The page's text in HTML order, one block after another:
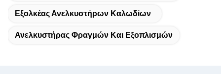
Εξολκέας Ανελκυστήρων Καλωδίων
Ανελκυστήρας Φραγμών Και Εξοπλισμών